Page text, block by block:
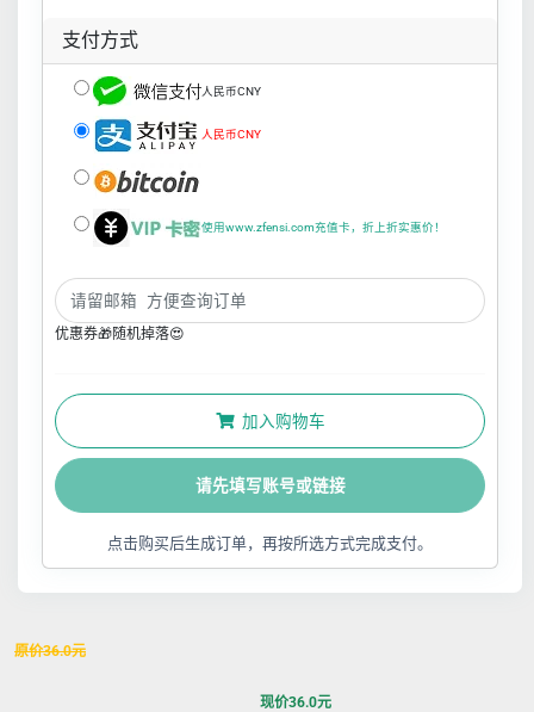
支付方式
人民币CNY
人民币CNY
使用www.zfensi.com充值卡，折上折实惠价！
优惠券🎁随机掉落😍
加入购物车
请先填写账号或链接
点击购买后生成订单，再按所选方式完成支付。
原价36.0元
现价36.0元